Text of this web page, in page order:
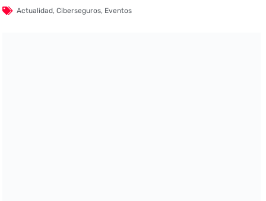
Actualidad,Ciberseguros, Eventos